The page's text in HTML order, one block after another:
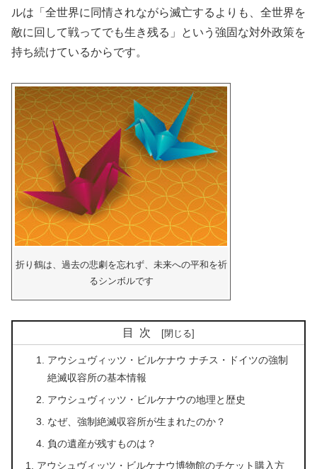
ルは「全世界に同情されながら滅亡するよりも、全世界を
敵に回して戦ってでも生き残る」という強固な対外政策を
持ち続けているからです。
折り鶴は、過去の悲劇を忘れず、未来への平和を祈
るシンボルです
目次
アウシュヴィッツ・ビルケナウ ナチス・ドイツの強制
絶滅収容所の基本情報
アウシュヴィッツ・ビルケナウの地理と歴史
なぜ、強制絶滅収容所が生まれたのか？
負の遺産が残すものは？
アウシュヴィッツ・ビルケナウ博物館のチケット購入方